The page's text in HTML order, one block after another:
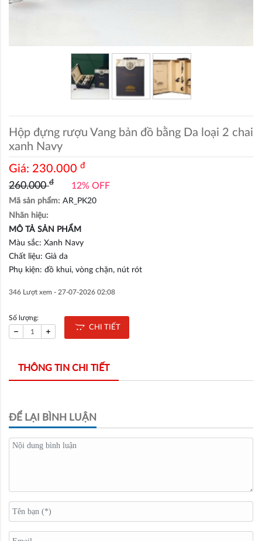
Hộp đựng rượu Vang bản đồ bằng Da loại 2 chai
xanh Navy
Giá: 230.000 đ
260.000đ 12% OFF
Mã sản phẩm: AR_PK20
Nhãn hiệu:
MÔ TẢ SẢN PHẨM
Màu sắc: Xanh Navy
Chất liệu: Giả da
Phụ kiện: đồ khui, vòng chặn, nút rót
346 Lượt xem - 27-07-2026 02:08
Số lượng:
CHI TIẾT
THÔNG TIN CHI TIẾT
ĐỂ LẠI BÌNH LUẬN